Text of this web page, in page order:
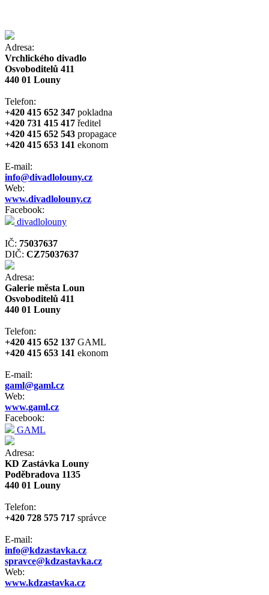
Adresa:
Vrchlického divadlo
Osvoboditelů 411
440 01 Louny
Telefon:
+420 415 652 347 pokladna
+420 731 415 417 ředitel
+420 415 652 543 propagace
+420 415 653 141 ekonom
E-mail:
info@divadlolouny.cz
Web:
www.divadlolouny.cz
Facebook:
divadlolouny
IČ: 75037637
DIČ: CZ75037637
Adresa:
Galerie města Loun
Osvoboditelů 411
440 01 Louny
Telefon:
+420 415 652 137 GAML
+420 415 653 141 ekonom
E-mail:
gaml@gaml.cz
Web:
www.gaml.cz
Facebook:
GAML
Adresa:
KD Zastávka Louny
Poděbradova 1135
440 01 Louny
Telefon:
+420 728 575 717 správce
E-mail:
info@kdzastavka.cz
spravce@kdzastavka.cz
Web:
www.kdzastavka.cz